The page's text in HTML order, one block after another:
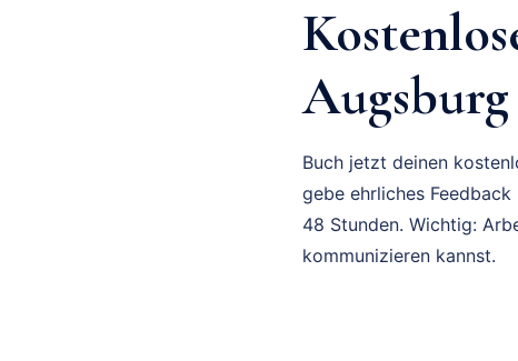
Buch jetzt deinen
gebe ehrliches
48 Stunden. Wichtig:
kommunizieren kannst.